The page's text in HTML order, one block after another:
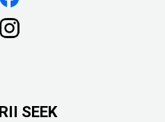
SEEK